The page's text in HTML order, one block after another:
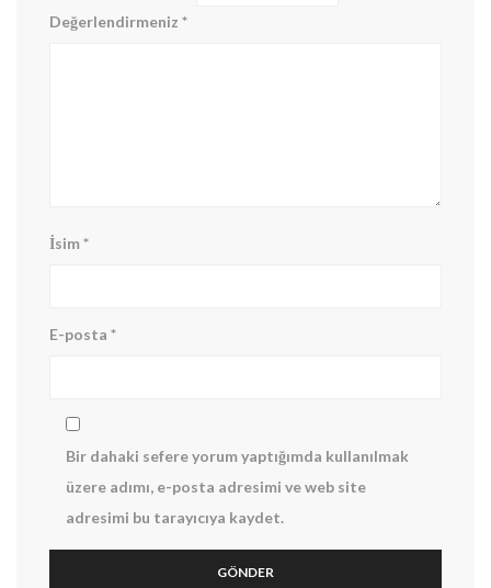
Enter your email address for our mailing list to keep your
self our lastest updated.
Değerlendirmeniz *
İsim*
E-posta *
Bir dahaki sefere yorum yaptığımda kullanılmak
üzere adımı, e-posta adresimi ve web site
adresimi bu tarayıcıya kaydet.